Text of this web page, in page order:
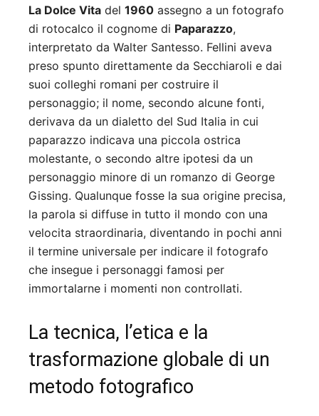
La Dolce Vita del 1960 assegno a un fotografo
di rotocalco il cognome di Paparazzo,
interpretato da Walter Santesso. Fellini aveva
preso spunto direttamente da Secchiaroli e dai
suoi colleghi romani per costruire il
personaggio; il nome, secondo alcune fonti,
derivava da un dialetto del Sud Italia in cui
paparazzo indicava una piccola ostrica
molestante, o secondo altre ipotesi da un
personaggio minore di un romanzo di George
Gissing. Qualunque fosse la sua origine precisa,
la parola si diffuse in tutto il mondo con una
velocita straordinaria, diventando in pochi anni
il termine universale per indicare il fotografo
che insegue i personaggi famosi per
immortalarne i momenti non controllati.
La tecnica, l’etica e la
trasformazione globale di un
metodo fotografico